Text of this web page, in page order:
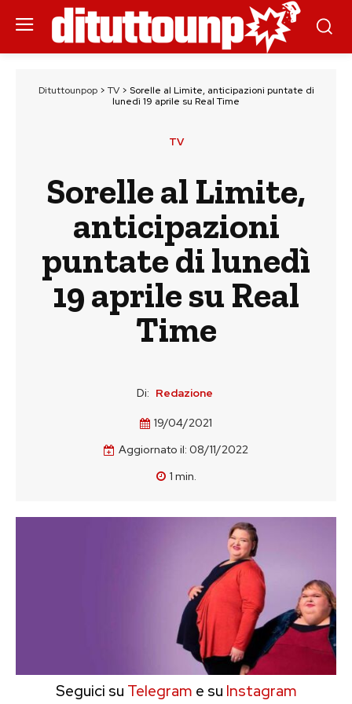
Dituttounpop> TV> Sorelle al Limite, anticipazioni puntate di
lunedì 19 aprile su Real Time
TV
Sorelle al Limite,
anticipazioni
puntate di lunedì
19 aprile su Real
Time
Di: Redazione
19/04/2021
Aggiornato il: 08/11/2022
1 min.
Seguici su Telegram e su Instagram